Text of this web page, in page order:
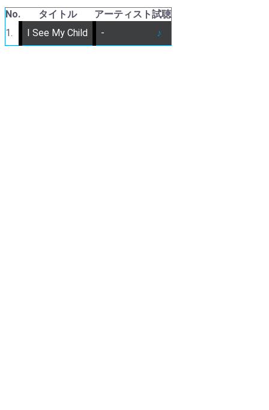
No. タイトル アーティスト試聴
1.
I See My Child - ♪